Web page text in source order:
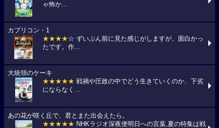
ゃ怖か...
カプリコン・1
★★★★☆ ずいぶん前に見た感じがしますが、面白かっ
たです。作...
大統領のケーキ
★★★★★ 戦禍や圧政の中でどう生きていくのか、下劣
にならなく...
あの花が咲く丘で、君とまた出会えたら。
★★★★★ NHKラジオ深夜便明日への言葉,夏の特集は戦